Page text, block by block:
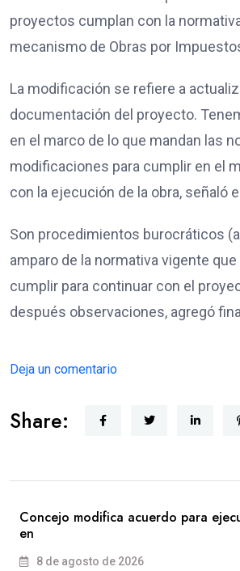
proyectos cumplan con la
mecanismo de Obras por
La modificación se refiere a
documentación del proyecto.
en el marco de lo que mandan las
modificaciones para cumplir en el
con la ejecución de la obra, señaló
Son procedimientos burocráticos
amparo de la normativa vigente
cumplir para continuar con el
después observaciones, agregó
Deja un comentario
Share:
Concejo modifica acuerdo para
en
8 de agosto de 2026